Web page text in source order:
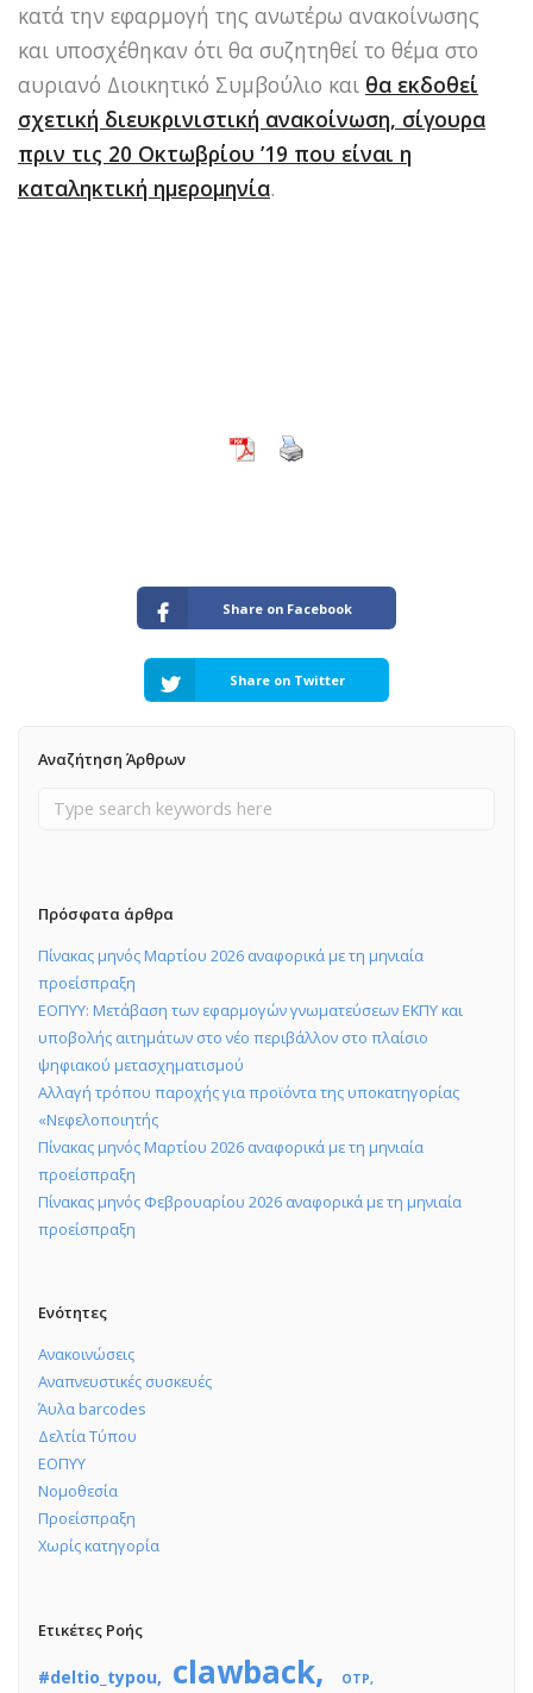
κατά την εφαρμογή της ανωτέρω ανακοίνωσης
και υποσχέθηκαν ότι θα συζητηθεί το θέμα στο
αυριανό Διοικητικό Συμβούλιο και θα εκδοθεί
σχετική διευκρινιστική ανακοίνωση, σίγουρα
πριν τις 20 Οκτωβρίου ’19 που είναι η
καταληκτική ημερομηνία.
Share on Facebook
Share on Twitter
Αναζήτηση Άρθρων
Πρόσφατα άρθρα
Πίνακας μηνός Μαρτίου 2026 αναφορικά με τη μηνιαία
προείσπραξη
ΕΟΠΥΥ: Μετάβαση των εφαρμογών γνωματεύσεων ΕΚΠΥ και
υποβολής αιτημάτων στο νέο περιβάλλον στο πλαίσιο
ψηφιακού μετασχηματισμού
Αλλαγή τρόπου παροχής για προϊόντα της υποκατηγορίας
«Νεφελοποιητής
Πίνακας μηνός Μαρτίου 2026 αναφορικά με τη μηνιαία
προείσπραξη
Πίνακας μηνός Φεβρουαρίου 2026 αναφορικά με τη μηνιαία
προείσπραξη
Ενότητες
Ανακοινώσεις
Αναπνευστικές συσκευές
Άυλα barcodes
Δελτία Τύπου
ΕΟΠΥΥ
Νομοθεσία
Προείσπραξη
Χωρίς κατηγορία
Ετικέτες Ροής
#deltio_typou clawback OTP